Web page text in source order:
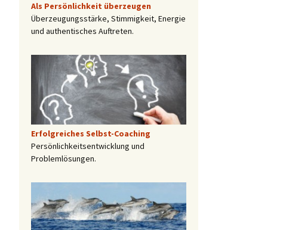
Als Persönlichkeit überzeugen
Überzeugungsstärke, Stimmigkeit, Energie
und authentisches Auftreten.
Erfolgreiches Selbst-Coaching
Persönlichkeitsentwicklung und
Problemlösungen.